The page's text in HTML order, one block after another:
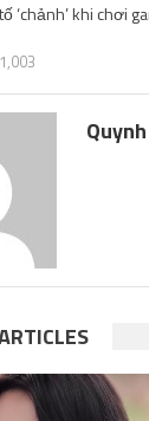
‘chảnh’ khi chơi
1,003